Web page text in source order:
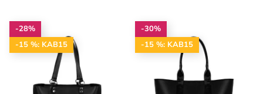
-28%
-15 %: KAB15
-30%
-15 %: KAB15